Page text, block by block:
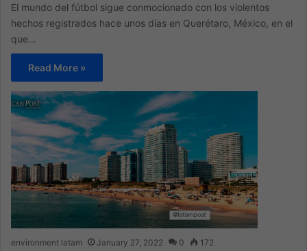
El mundo del fútbol sigue conmocionado con los violentos
hechos registrados hace unos días en Querétaro, México, en el
que…
Read More »
environment latam January 27, 2022 0 172